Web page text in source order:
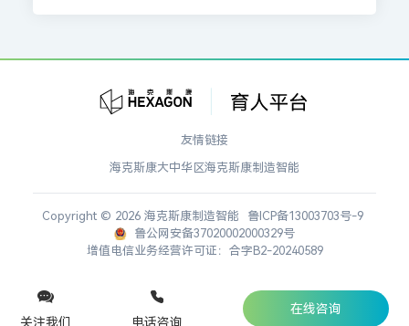
友情链接
海克斯康大中华区海克斯康制造智能
Copyright © 2026 海克斯康制造智能
鲁ICP备13003703号-9
鲁公网安备37020002000329号
增值电信业务经营许可证：合字B2-20240589
关注我们 电话咨询
在线咨询